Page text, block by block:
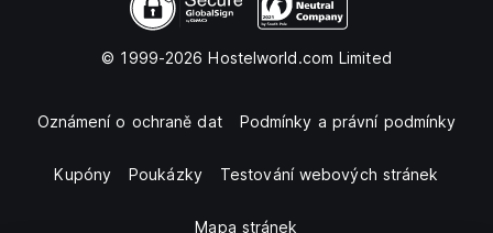
© 1999-2026 Hostelworld.com Limited
Oznámení o ochraně dat Podmínky a právní podmínky
Kupóny Poukázky Testování webových stránek
Mapa stránek